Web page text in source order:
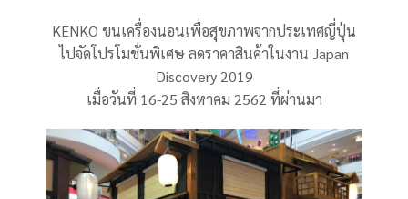
KENKO ขนเครื่องนอนเพื่อสุขภาพจากประเทศญี่ปุ่น
ไปจัดโปรโมชั่นพิเศษ ลดราคาสินค้าในงาน Japan
Discovery 2019
เมื่อวันที่ 16-25 สิงหาคม 2562 ที่ผ่านมา